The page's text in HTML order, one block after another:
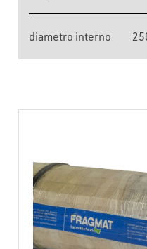
diametro interno